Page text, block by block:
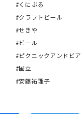
#くにぶる
#クラフトビール
#せきや
#ビール
#ピクニックアンドビア
#国立
#安藤祐理子